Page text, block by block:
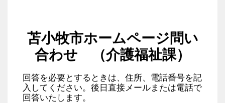
苫小牧市ホームページ問い
合わせ （介護福祉課）
回答を必要とするときは、住所、電話番号を記
入してください。後日直接メールまたは電話で
回答いたします。